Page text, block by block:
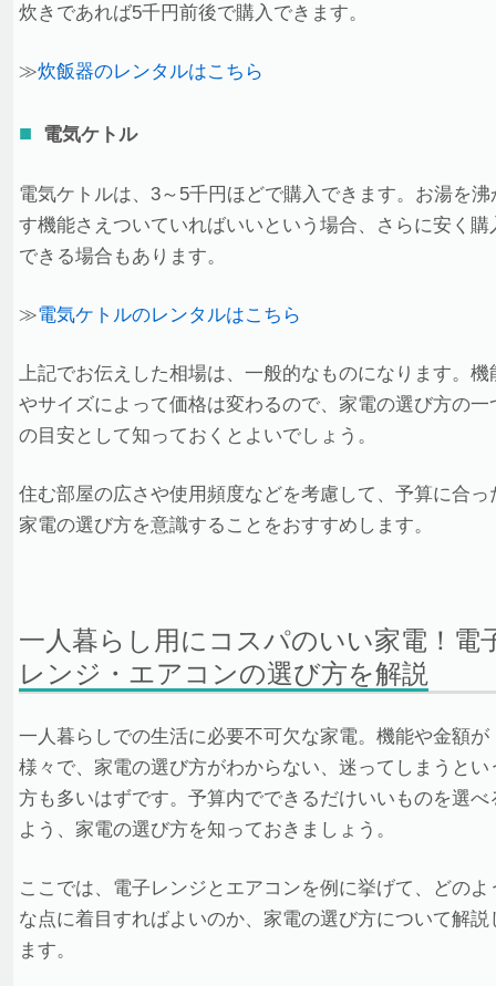
炊きであれば5千円前後で購入できます。
≫炊飯器のレンタルはこちら
電気ケトル
電気ケトルは、3～5千円ほどで購入できます。お湯を沸
す機能さえついていればいいという場合、さらに安く購
できる場合もあります。
≫電気ケトルのレンタルはこちら
上記でお伝えした相場は、一般的なものになります。機
やサイズによって価格は変わるので、家電の選び方の一
の目安として知っておくとよいでしょう。
住む部屋の広さや使用頻度などを考慮して、予算に合っ
家電の選び方を意識することをおすすめします。
一人暮らし用にコスパのいい家電！電
レンジ・エアコンの選び方を解説
一人暮らしでの生活に必要不可欠な家電。機能や金額が
様々で、家電の選び方がわからない、迷ってしまうとい
方も多いはずです。予算内でできるだけいいものを選べ
よう、家電の選び方を知っておきましょう。
ここでは、電子レンジとエアコンを例に挙げて、どのよ
な点に着目すればよいのか、家電の選び方について解説
ます。